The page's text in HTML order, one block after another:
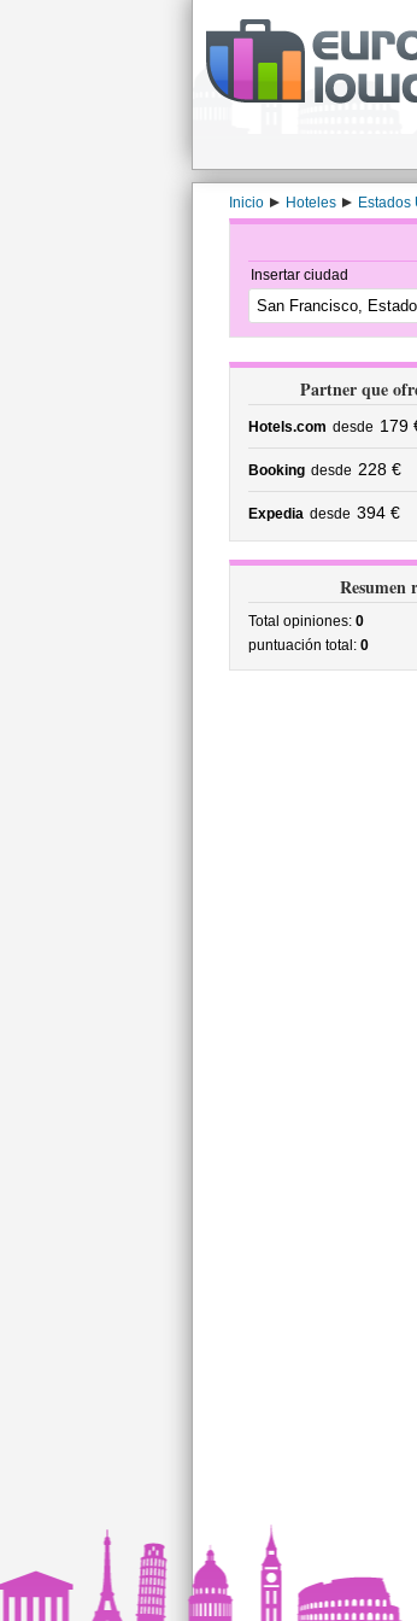
Inicio Hoteles Estados
Insertar ciudad
Partner que
Hotels.com desde 179
Booking desde 228 €
Expedia desde 394 €
Resumen
Total opiniones: 0
puntuación total: 0